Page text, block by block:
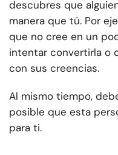
descubres que
manera que tú. Por
que no cree en un
intentar convertirla o
con sus creencias.
Al mismo tiempo,
posible que esta
para ti.